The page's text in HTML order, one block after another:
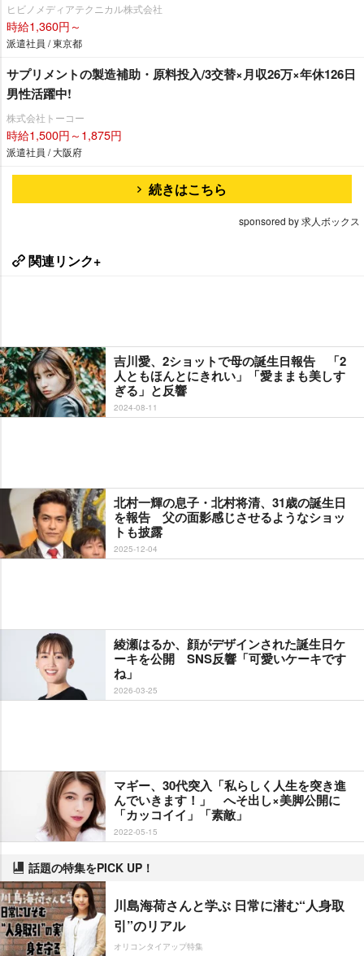
ヒビノメディアテクニカル株式会社
時給1,360円～
派遣社員 / 東京都
サプリメントの製造補助・原料投入/3交替×月収26万×年休126日
男性活躍中!
株式会社トーコー
時給1,500円～1,875円
派遣社員 / 大阪府
続きはこちら
sponsored by 求人ボックス
関連リンク+
吉川愛、2ショットで母の誕生日報告 「2
人ともほんとにきれい」「愛ままも美しす
ぎる」と反響
2024-08-11
北村一輝の息子・北村将清、31歳の誕生日
を報告 父の面影感じさせるようなショッ
トも披露
2025-12-04
綾瀬はるか、顔がデザインされた誕生日ケ
ーキを公開 SNS反響「可愛いケーキです
ね」
2026-03-25
マギー、30代突入「私らしく人生を突き進
んでいきます！」 へそ出し×美脚公開に
「カッコイイ」「素敵」
2022-05-15
話題の特集をPICK UP！
川島海荷さんと学ぶ 日常に潜む“人身取
引”のリアル
オリコンタイアップ特集